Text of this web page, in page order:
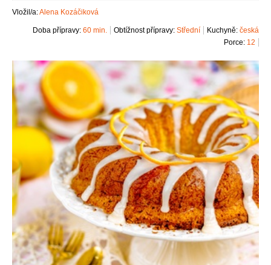
Vložil/a:Alena Kozáčiková
Kuchyně: česká
Obtížnost přípravy: Střední
Doba přípravy: 60 min.
Porce: 12